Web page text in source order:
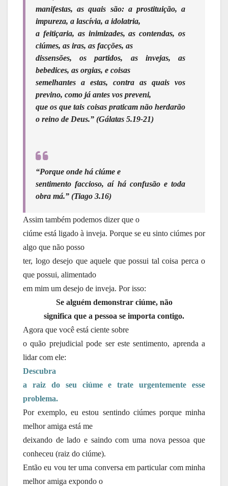
manifestas, as quais são: a prostituição, a
impureza, a lascívia, a idolatria,
a feitiçaria, as inimizades, as contendas, os
ciúmes, as iras, as facções, as
dissensões, os partidos, as invejas, as
bebedices, as orgias, e coisas
semelhantes a estas, contra as quais vos
previno, como já antes vos preveni,
que os que tais coisas praticam não herdarão
o reino de Deus.” (Gálatas 5.19-21)
“Porque onde há ciúme e
sentimento faccioso, aí há confusão e toda
obra má.” (Tiago 3.16)
Assim também podemos dizer que o
ciúme está ligado à inveja. Porque se eu sinto ciúmes por
algo que não posso
ter, logo desejo que aquele que possui tal coisa perca o
que possui, alimentado
em mim um desejo de inveja. Por isso:
Se alguém demonstrar ciúme, não
significa que a pessoa se importa contigo.
Agora que você está ciente sobre
o quão prejudicial pode ser este sentimento, aprenda a
lidar com ele:
Descubra
a raiz do seu ciúme e trate urgentemente esse
problema.
Por exemplo, eu estou sentindo ciúmes porque minha
melhor amiga está me
deixando de lado e saindo com uma nova pessoa que
conheceu (raiz do ciúme).
Então eu vou ter uma conversa em particular com minha
melhor amiga expondo o